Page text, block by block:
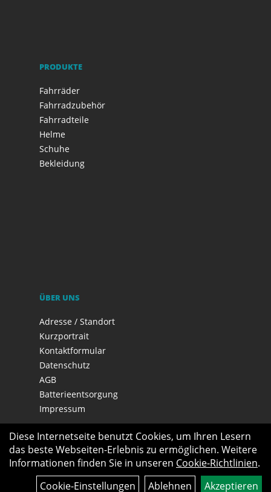
PRODUKTE
Fahrräder
Fahrradzubehör
Fahrradteile
Helme
Schuhe
Bekleidung
ÜBER UNS
Adresse / Standort
Kurzportrait
Kontaktformular
Datenschutz
AGB
Batterieentsorgung
Impressum
Diese Internetseite benutzt Cookies, um Ihren Lesern
das beste Webseiten-Erlebnis zu ermöglichen. Weitere
Informationen finden Sie in unseren Cookie-Richtlinien.
Cookie-Einstellungen
Ablehnen Akzeptieren